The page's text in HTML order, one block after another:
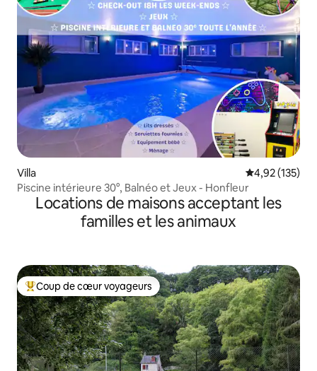
Villa Évaluation
4,92 (135)
Piscine intérieure 30°, Balnéo et Jeux - Honfleur
Locations de maisons acceptant les
familles et les animaux
Coups de cœur voyageurs les plus appréciés
Coup de cœur voyageurs